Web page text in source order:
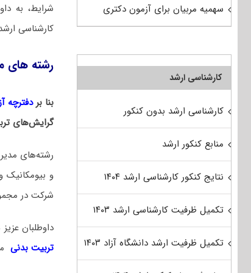
شرایط، به
کارشناسی
رشته های
بنا بردفترچه
گرایش‌های
رشته‌های
و بیومکانیک
شرکت در
داوطلبان
تربیت بدنی
سهمیه مربیان برای آزمون دکتری
کارشناسی ارشد
کارشناسی ارشد بدون کنکور
منابع کنکور ارشد
نتایج کنکور کارشناسی ارشد ۱۴۰۴
تکمیل ظرفیت کارشناسی ارشد ۱۴۰۳
تکمیل ظرفیت ارشد دانشگاه آزاد ۱۴۰۳